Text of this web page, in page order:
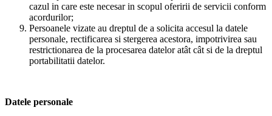
cazul in care este necesar in scopul oferirii de servicii conform
acordurilor;
Persoanele vizate au dreptul de a solicita accesul la datele
personale, rectificarea si stergerea acestora, impotrivirea sau
restrictionarea de la procesarea datelor atât cât si de la dreptul
portabilitatii datelor.
Datele personale